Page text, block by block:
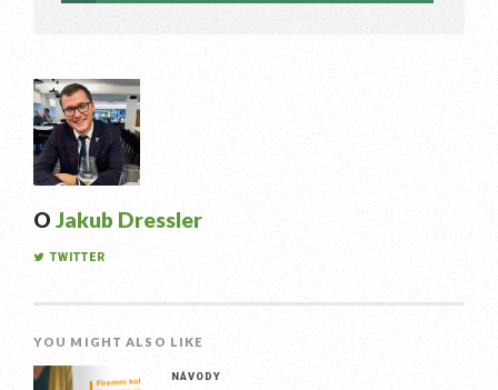
O Jakub Dressler
TWITTER
YOU MIGHT ALSO LIKE
NÁVODY